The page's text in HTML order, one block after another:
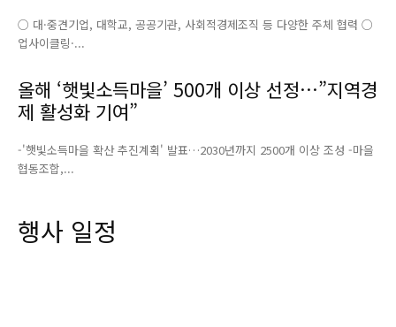
○ 대·중견기업, 대학교, 공공기관, 사회적경제조직 등 다양한 주체 협력 ○
업사이클링·...
올해 ‘햇빛소득마을’ 500개 이상 선정…”지역경
제 활성화 기여”
-'햇빛소득마을 확산 추진계획' 발표…2030년까지 2500개 이상 조성 -마을
협동조합,...
행사 일정